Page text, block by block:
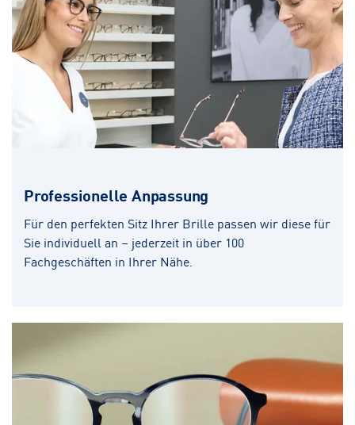
Professionelle Anpassung
Für den perfekten Sitz Ihrer Brille passen wir diese für
Sie individuell an – jederzeit in über 100
Fachgeschäften in Ihrer Nähe.